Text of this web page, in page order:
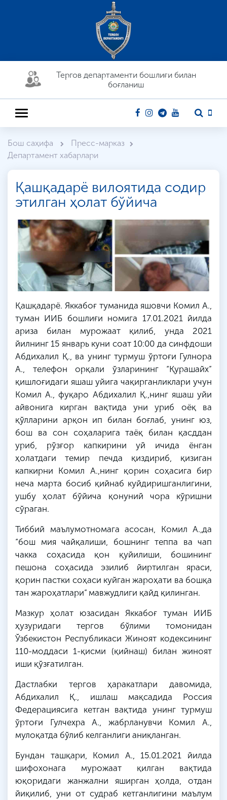
Тергов департaменти бошлиғи билан
боғланиш
Бош саҳифа
Пресс-марказ
Департамент хабарлари
Қашқадарё вилоятида содир
этилган ҳолат бўйича
Қашқадарё. Яккабоғ туманида яшовчи Комил А.,
туман ИИБ бошлиғи номига 17.01.2021 йилда
ариза билан мурожаат қилиб, унда 2021
йилнинг 15 январь куни соат 10:00 да синфдоши
Абдихалил Қ., ва унинг турмуш ўртоғи Гулнора
А., телефон орқали ўзларининг “Қурашайх”
қишлоғидаги яшаш уйига чақирганликлари учун
Комил А., фуқаро Абдихалил Қ.,нинг яшаш уйи
айвонига кирган вақтида уни уриб оёқ ва
қўлларини арқон ип билан боғлаб, унинг юз,
бош ва сон соҳаларига таёқ билан қасддан
уриб, рўзғор капкирини уй ичида ёнган
ҳолатдаги темир печда қиздириб, қизиган
капкирни Комил А.,нинг қорин соҳасига бир
неча марта босиб қийнаб куйдиришганлигини,
ушбу ҳолат бўйича қонуний чора кўришни
сўраган.
Тиббий маълумотномага асосан, Комил А.,да
“бош мия чайқалиши, бошнинг теппа ва чап
чакка соҳасида қон қуйилиши, бошининг
пешона соҳасида эзилиб йиртилган яраси,
қорин пастки соҳаси куйган жароҳати ва бошқа
тан жароҳатлари” мавжудлиги қайд қилинган.
Мазкур ҳолат юзасидан Яккабоғ туман ИИБ
ҳузуридаги тергов бўлими томонидан
Ўзбекистон Республикаси Жиноят кодексининг
110-моддаси 1-қисми (қийнаш) билан жиноят
иши қўзғатилган.
Дастлабки тергов ҳаракатлари давомида,
Абдихалил Қ., ишлаш мақсадида Россия
Федерациясига кетган вақтида унинг турмуш
ўртоғи Гулчехра А., жабрланувчи Комил А.,
мулоқатда бўлиб келганлиги аниқланган.
Бундан ташқари, Комил А., 15.01.2021 йилда
шифохонага мурожаат қилган вақтида
юқоридаги жанжални яширган ҳолда, отдан
йиқилиб, уни от судраб кетганлигини маълум